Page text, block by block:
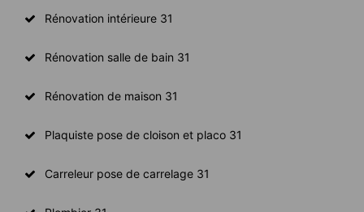
Rénovation intérieure 31
Rénovation salle de bain 31
Rénovation de maison 31
Plaquiste pose de cloison et placo 31
Carreleur pose de carrelage 31